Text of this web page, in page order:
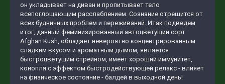
он укладывает на диван и пропитывает тело
всепоглощающим расслаблением. Сознание отрешится от
всех будничных проблем и переживаний. Итак подведем
итог, данный феминизированный автоцветущий сорт
Afghan Kush, обладает невероятно концентрированным
сладким вкусом и ароматным дымом, является
быстроцветущим стрейном, имеет хороший иммунитет,
конопля с эффектом быстродействующей релакс - влияет
на физическое состояние - балдей в выходной день!